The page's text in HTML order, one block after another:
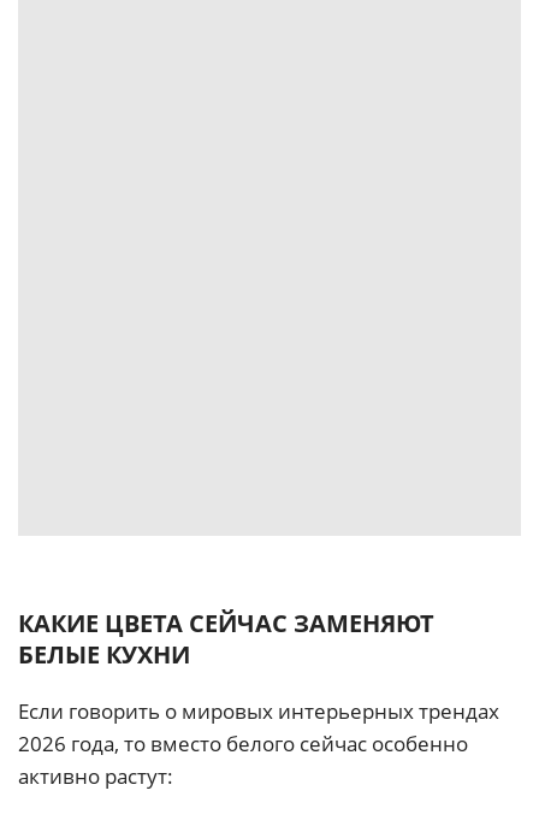
КАКИЕ ЦВЕТА СЕЙЧАС ЗАМЕНЯЮТ
БЕЛЫЕ КУХНИ
Если говорить о мировых интерьерных трендах
2026 года, то вместо белого сейчас особенно
активно растут: